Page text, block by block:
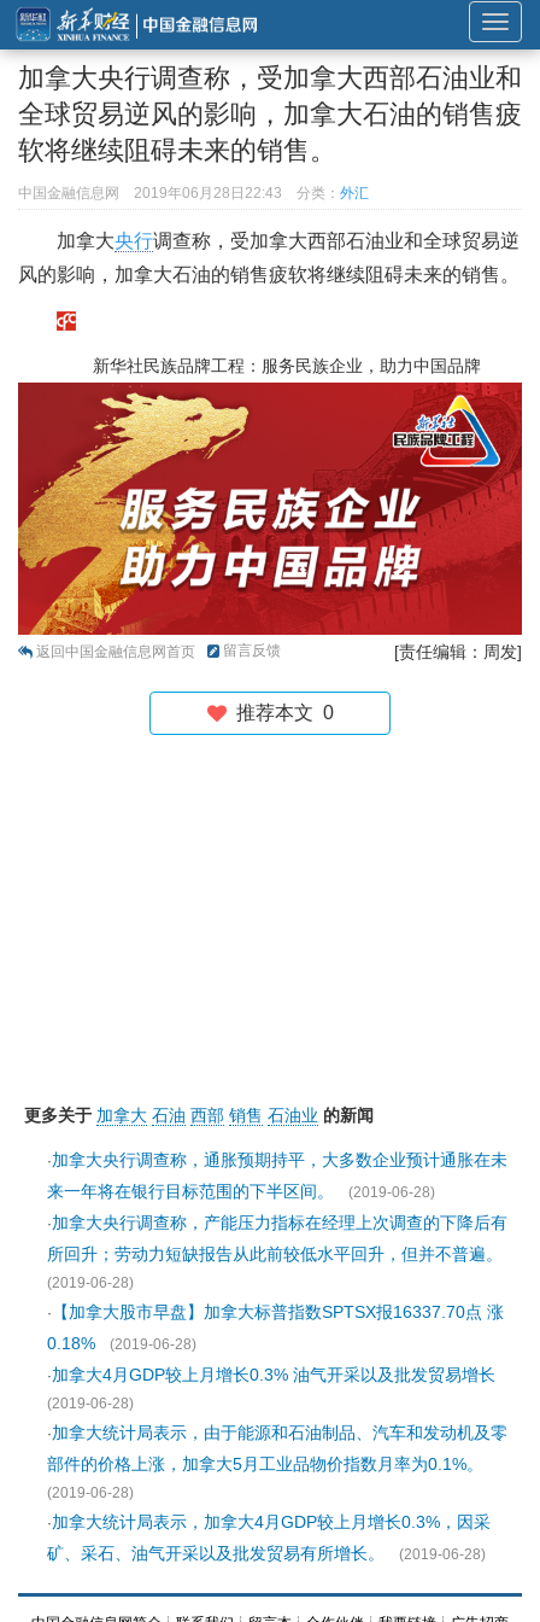
展
开
或
折
航
加拿大央行调查称，受加拿大西部石油业和
全球贸易逆风的影响，加拿大石油的销售疲
软将继续阻碍未来的销售。
中国金融信息网 2019年06月28日22:43 分类： 外汇
加拿大央行调查称，受加拿大西部石油业和全球贸易逆
风的影响，加拿大石油的销售疲软将继续阻碍未来的销售。
新华社民族品牌工程：服务民族企业，助力中国品牌
返回中国金融信息网首页 留言反馈 [责任编辑：周发]
推荐本文 0
更多关于 加拿大 石油 西部 销售 石油业 的新闻
·加拿大央行调查称，通胀预期持平，大多数企业预计通胀在未
来一年将在银行目标范围的下半区间。
(2019-06-28)
·加拿大央行调查称，产能压力指标在经理上次调查的下降后有
所回升；劳动力短缺报告从此前较低水平回升，但并不普遍。
(2019-06-28)
·
【加拿大股市早盘】加拿大标普指数SPTSX报16337.70点 涨
0.18%
(2019-06-28)
·加拿大4月GDP较上月增长0.3% 油气开采以及批发贸易增长
(2019-06-28)
·加拿大统计局表示，由于能源和石油制品、汽车和发动机及零
部件的价格上涨，加拿大5月工业品物价指数月率为0.1%。
(2019-06-28)
·加拿大统计局表示，加拿大4月GDP较上月增长0.3%，因采
矿、采石、油气开采以及批发贸易有所增长。
(2019-06-28)